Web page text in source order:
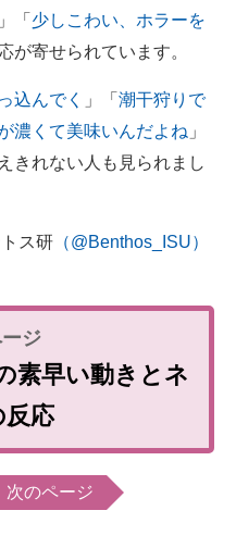
」「 少しこわい、ホラーを
が寄せられています。
込んでく 」「 潮干狩りで
濃くて美味いんだよね 」
きれない人も見られまし
ス研 （@Benthos_ISU）
素早い動きとネ
反応
次のページ